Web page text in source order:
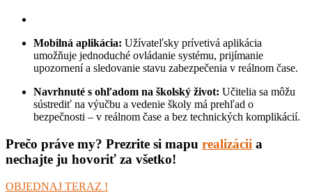
Mobilná aplikácia: Užívateľsky prívetivá aplikácia
umožňuje jednoduché ovládanie systému, prijímanie
upozornení a sledovanie stavu zabezpečenia v reálnom čase.
Navrhnuté s ohľadom na školský život: Učitelia sa môžu
sústrediť na výučbu a vedenie školy má prehľad o
bezpečnosti – v reálnom čase a bez technických komplikácií.
Prečo práve my? Prezrite si mapu realizácii a
nechajte ju hovoriť za všetko!
OBJEDNAJ TERAZ !